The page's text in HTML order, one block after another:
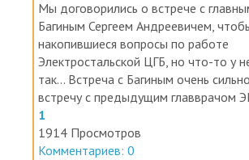
Багиным Сергеем Андреевичем,
накопившиеся вопросы по работе
Электростальской ЦГБ, но что-то у
так... Встреча с Багиным очень
встречу с предыдущим главврачом
1
1914 Просмотров
Комментариев: 0
Подробнее